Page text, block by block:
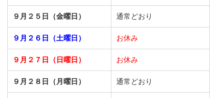
９月２５日（金曜日） 通常どおり
９月２６日（土曜日） お休み
９月２７日（日曜日） お休み
９月２８日（月曜日） 通常どおり